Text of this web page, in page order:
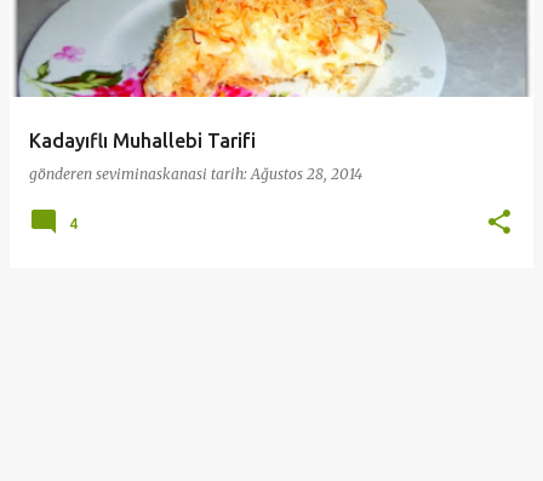
Kadayıflı Muhallebi Tarifi
gönderen seviminaskanasi tarih:Ağustos 28, 2014
4